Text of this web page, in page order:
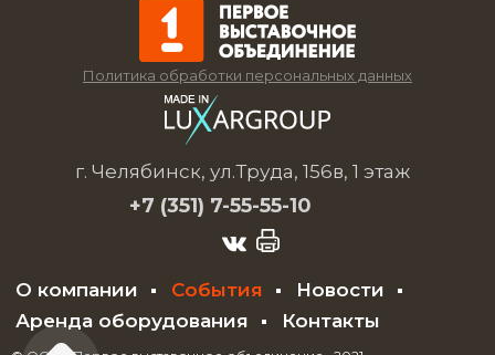
Политика обработки персональных данных
г. Челябинск, ул.Труда, 156в, 1 этаж
+7 (351) 7-55-55-10
О компании События
Новости
Аренда оборудования
Контакты